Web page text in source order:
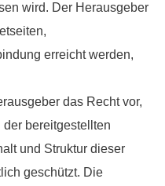
wird. Der Herausgeber
erreicht werden,
das Recht vor,
bereitgestellten
und Struktur dieser
geschützt. Die